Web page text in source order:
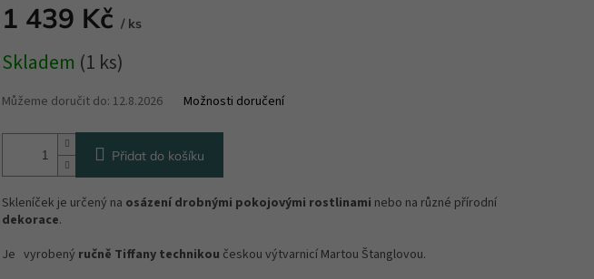
1 439 Kč / ks
cena:
Skladem (1 ks)
Můžeme doručit do: 12.8.2026 Možnosti doručení
Přidat do košíku
Skleníček je určený na osázení drobnými pokojovými rostlinami nebo na různé přírodní
dekorace.
Je vyrobený ručně Tiffany technikou českou výtvarnicí Martou Štanglovou.